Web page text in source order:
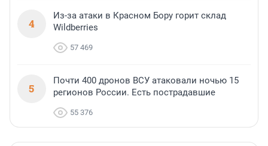
4
Из-за атаки в Красном Бору горит склад
Wildberries
57 469
5
Почти 400 дронов ВСУ атаковали ночью 15
регионов России. Есть пострадавшие
55 376